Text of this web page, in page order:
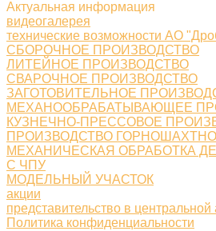
Актуальная информация
видеогалерея
технические возможности АО
СБОРОЧНОЕ ПРОИЗВОДСТВО
ЛИТЕЙНОЕ ПРОИЗВОДСТВО
СВАРОЧНОЕ ПРОИЗВОДСТВО
ЗАГОТОВИТЕЛЬНОЕ
МЕХАНООБРАБАТЫВАЮЩЕЕ
КУЗНЕЧНО-ПРЕССОВОЕ
ПРОИЗВОДСТВО
МЕХАНИЧЕСКАЯ ОБРАБОТКА
С ЧПУ
МОДЕЛЬНЫЙ УЧАСТОК
акции
представительство в центральной
Политика конфиденциальности